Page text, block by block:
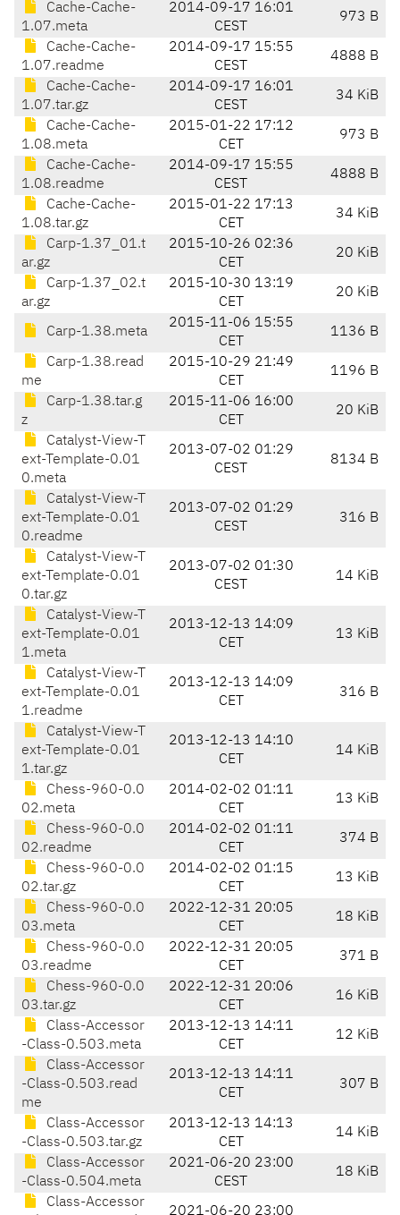
Cache-Cache-
1.07.meta
2014-09-17 16:01
CEST
973 B
Cache-Cache-
1.07.readme
2014-09-17 15:55
CEST
4888 B
Cache-Cache-
1.07.tar.gz
2014-09-17 16:01
CEST
34 KiB
Cache-Cache-
1.08.meta
2015-01-22 17:12
CET
973 B
Cache-Cache-
1.08.readme
2014-09-17 15:55
CEST
4888 B
Cache-Cache-
1.08.tar.gz
2015-01-22 17:13
CET
34 KiB
Carp-1.37_01.t
ar.gz
2015-10-26 02:36
CET
20 KiB
Carp-1.37_02.t
ar.gz
2015-10-30 13:19
CET
20 KiB
Carp-1.38.meta
2015-11-06 15:55
CET
1136 B
Carp-1.38.read
me
2015-10-29 21:49
CET
1196 B
Carp-1.38.tar.g
z
2015-11-06 16:00
CET
20 KiB
Catalyst-View-T
ext-Template-0.01
0.meta
2013-07-02 01:29
CEST
8134 B
Catalyst-View-T
ext-Template-0.01
0.readme
2013-07-02 01:29
CEST
316 B
Catalyst-View-T
ext-Template-0.01
0.tar.gz
2013-07-02 01:30
CEST
14 KiB
Catalyst-View-T
ext-Template-0.01
1.meta
2013-12-13 14:09
CET
13 KiB
Catalyst-View-T
ext-Template-0.01
1.readme
2013-12-13 14:09
CET
316 B
Catalyst-View-T
ext-Template-0.01
1.tar.gz
2013-12-13 14:10
CET
14 KiB
Chess-960-0.0
02.meta
2014-02-02 01:11
CET
13 KiB
Chess-960-0.0
02.readme
2014-02-02 01:11
CET
374 B
Chess-960-0.0
02.tar.gz
2014-02-02 01:15
CET
13 KiB
Chess-960-0.0
03.meta
2022-12-31 20:05
CET
18 KiB
Chess-960-0.0
03.readme
2022-12-31 20:05
CET
371 B
Chess-960-0.0
03.tar.gz
2022-12-31 20:06
CET
16 KiB
Class-Accessor
-Class-0.503.meta
2013-12-13 14:11
CET
12 KiB
Class-Accessor
-Class-0.503.read
me
2013-12-13 14:11
CET
307 B
Class-Accessor
-Class-0.503.tar.gz
2013-12-13 14:13
CET
14 KiB
Class-Accessor
-Class-0.504.meta
2021-06-20 23:00
CEST
18 KiB
Class-Accessor
2021-06-20 23:00